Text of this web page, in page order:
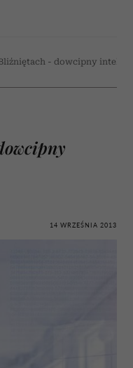
- dowcipny
14 WRZEŚNIA 2013